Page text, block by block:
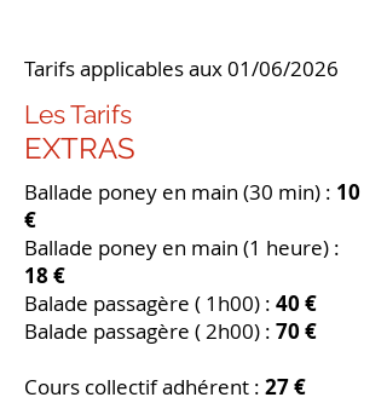
Tarifs applicables aux 01/06/2026
Les Tarifs
EXTRAS
Ballade poney en main (30 min) : 10
€
Ballade poney en main (1 heure) :
18 €
Balade passagère ( 1h00) : 40 €
Balade passagère ( 2h00) : 70 €
Cours collectif adhérent : 27 €